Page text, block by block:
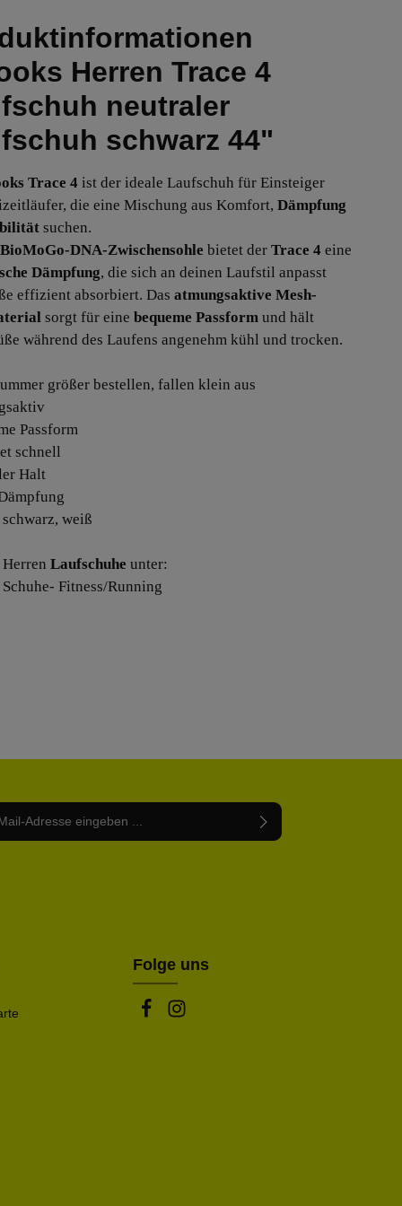
Herren Trace 4
neutraler
schwarz 44"
Trace 4 ist der ideale Laufschuh für Einsteiger
die eine Mischung aus Komfort, Dämpfung
suchen.
BioMoGo-DNA-Zwischensohle bietet der Trace 4 eine
Dämpfung, die sich an deinen Laufstil anpasst
effizient absorbiert. Das atmungsaktive Mesh-
sorgt für eine bequeme Passform und hält
während des Laufens angenehm kühl und trocken.
größer bestellen, fallen klein aus
Passform
schnell
Halt
weiß
Laufschuhe unter:
Fitness/Running
Folge uns